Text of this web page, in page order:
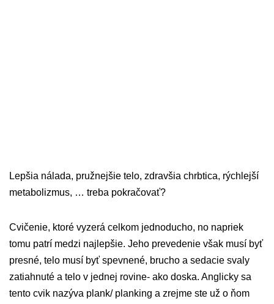
Lepšia nálada, pružnejšie telo, zdravšia chrbtica, rýchlejší
metabolizmus, … treba pokračovať?
Cvičenie, ktoré vyzerá celkom jednoducho, no napriek
tomu patrí medzi najlepšie. Jeho prevedenie však musí byť
presné, telo musí byť spevnené, brucho a sedacie svaly
zatiahnuté a telo v jednej rovine- ako doska. Anglicky sa
tento cvik nazýva plank/ planking a zrejme ste už o ňom